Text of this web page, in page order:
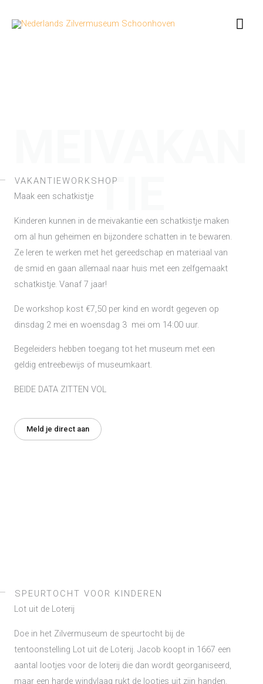
naar
TIE
VAKANTIEWORKSHOP
Maak een schatkistje
Kinderen kunnen in de meivakantie een schatkistje maken
om al hun geheimen en bijzondere schatten in te bewaren.
Ze leren te werken met het gereedschap en materiaal van
de smid en gaan allemaal naar huis met een zelfgemaakt
schatkistje. Vanaf 7 jaar!
De workshop kost €7,50 per kind en wordt gegeven op
dinsdag 2 mei en woensdag 3 mei om 14:00 uur.
Begeleiders hebben toegang tot het museum met een
geldig entreebewijs of museumkaart.
BEIDE DATA ZITTEN VOL
Meld je direct aan
SPEURTOCHT VOOR KINDEREN
Lot uit de Loterij
Doe in het Zilvermuseum de speurtocht bij de
tentoonstelling Lot uit de Loterij. Jacob koopt in 1667 een
aantal lootjes voor de loterij die dan wordt georganiseerd,
maar een harde windvlaag rukt de lootjes uit zijn handen.